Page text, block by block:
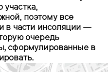
поэтому все
в части инсоляции —
очередь
сформулированные в